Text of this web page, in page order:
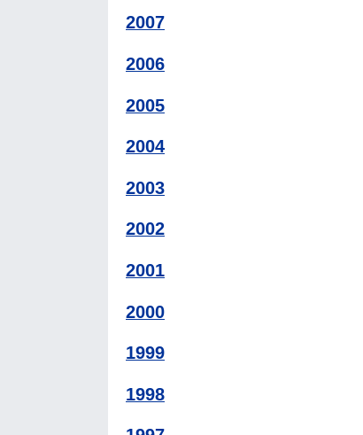
2007
2006
2005
2004
2003
2002
2001
2000
1999
1998